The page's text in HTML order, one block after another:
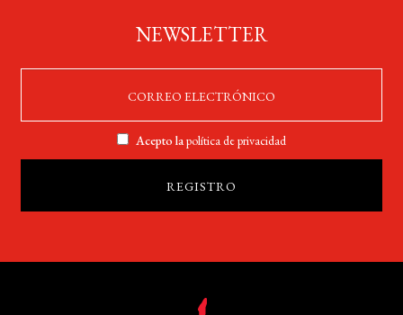
NEWSLETTER
Acepto lapolítica de privacidad